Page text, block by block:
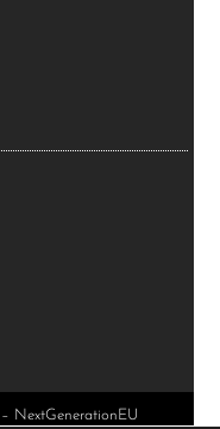
NextGenerationEU